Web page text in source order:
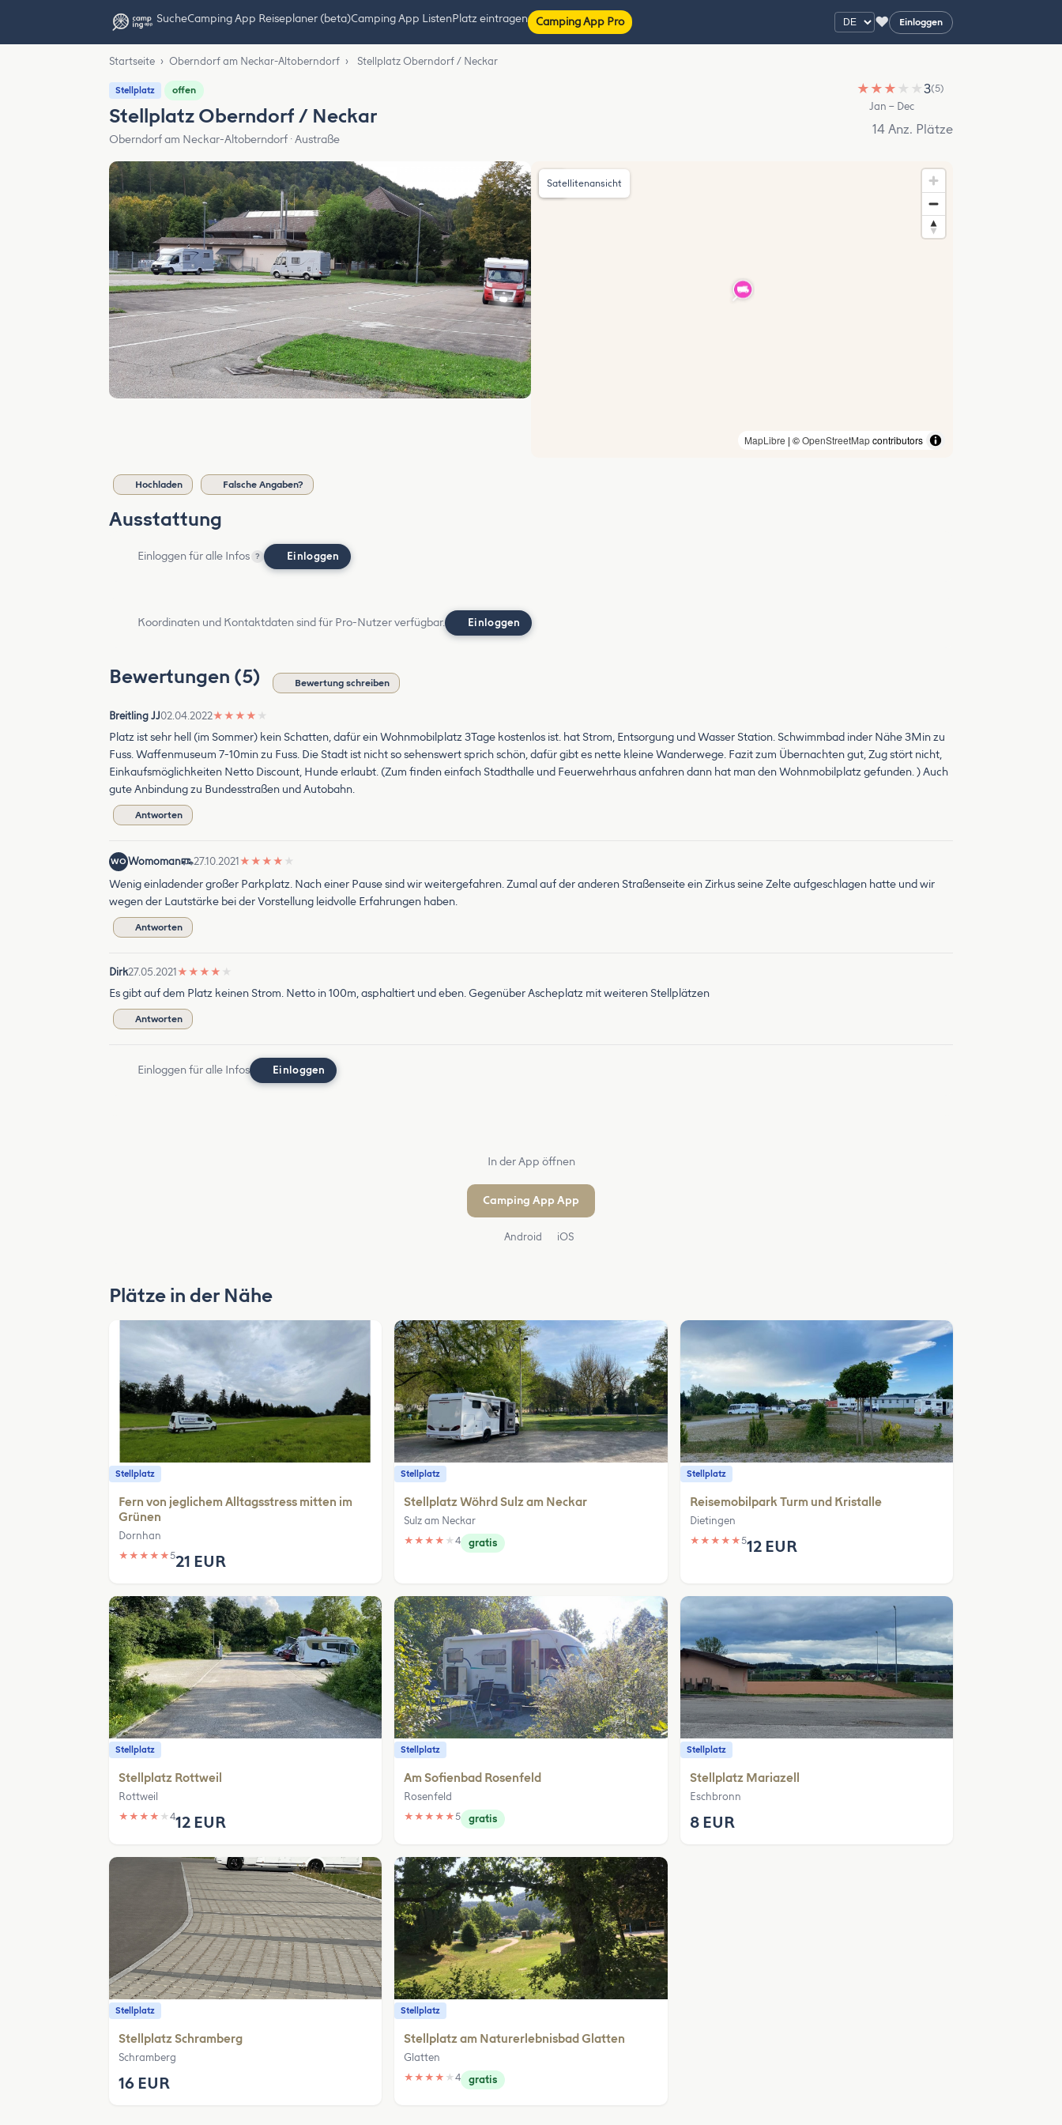
SucheCamping App Reiseplaner (beta)Camping App ListenPlatz eintragen Camping App Pro ♥ Einloggen
Startseite › Oberndorf am Neckar-Altoberndorf › Stellplatz Oberndorf / Neckar
Stellplatz offen
Stellplatz Oberndorf / Neckar
Oberndorf am Neckar-Altoberndorf · Austraße
★ ★ ★ ★ ★3(5)
Jan – Dec
14 Anz. Plätze
MapLibre | ©OpenStreetMapcontributors
Satellitenansicht
Hochladen Falsche Angaben?
Ausstattung
Einloggen für alle Infos ? Einloggen
Koordinaten und Kontaktdaten sind für Pro-Nutzer verfügbar. Einloggen
Bewertungen (5) Bewertung schreiben
Breitling JJ02.04.2022★ ★ ★ ★ ★
Platz ist sehr hell (im Sommer) kein Schatten, dafür ein Wohnmobilplatz 3Tage kostenlos ist. hat Strom, Entsorgung und Wasser Station. Schwimmbad inder Nähe 3Min zu
Fuss. Waffenmuseum 7-10min zu Fuss. Die Stadt ist nicht so sehenswert sprich schön, dafür gibt es nette kleine Wanderwege. Fazit zum Übernachten gut, Zug stört nicht,
Einkaufsmöglichkeiten Netto Discount, Hunde erlaubt. (Zum finden einfach Stadthalle und Feuerwehrhaus anfahren dann hat man den Wohnmobilplatz gefunden. ) Auch
gute Anbindung zu Bundesstraßen und Autobahn.
Antworten
WO Womoman 27.10.2021 ★ ★ ★ ★ ★
Wenig einladender großer Parkplatz. Nach einer Pause sind wir weitergefahren. Zumal auf der anderen Straßenseite ein Zirkus seine Zelte aufgeschlagen hatte und wir
wegen der Lautstärke bei der Vorstellung leidvolle Erfahrungen haben.
Antworten
Dirk27.05.2021 ★ ★ ★ ★ ★
Es gibt auf dem Platz keinen Strom. Netto in 100m, asphaltiert und eben. Gegenüber Ascheplatz mit weiteren Stellplätzen
Antworten
Einloggen für alle Infos Einloggen
In der App öffnen
Camping App App
Android iOS
Plätze in der Nähe
Stellplatz
Fern von jeglichem Alltagsstress mitten im
Grünen
Dornhan
★ ★ ★ ★ ★521 EUR
Stellplatz
Stellplatz Wöhrd Sulz am Neckar
Sulz am Neckar
★ ★ ★ ★ ★4 gratis
Stellplatz
Reisemobilpark Turm und Kristalle
Dietingen
★ ★ ★ ★ ★512 EUR
Stellplatz
Stellplatz Rottweil
Rottweil
★ ★ ★ ★ ★ 412 EUR
Stellplatz
Am Sofienbad Rosenfeld
Rosenfeld
★ ★ ★ ★ ★5 gratis
Stellplatz
Stellplatz Mariazell
Eschbronn
8 EUR
Stellplatz
Stellplatz Schramberg
Schramberg
16 EUR
Stellplatz
Stellplatz am Naturerlebnisbad Glatten
Glatten
★ ★ ★ ★ ★4 gratis